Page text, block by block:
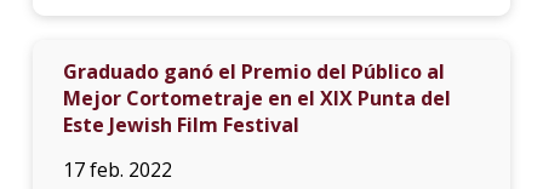
Graduado ganó el Premio del Público al
Mejor Cortometraje en el XIX Punta del
Este Jewish Film Festival
17 feb. 2022